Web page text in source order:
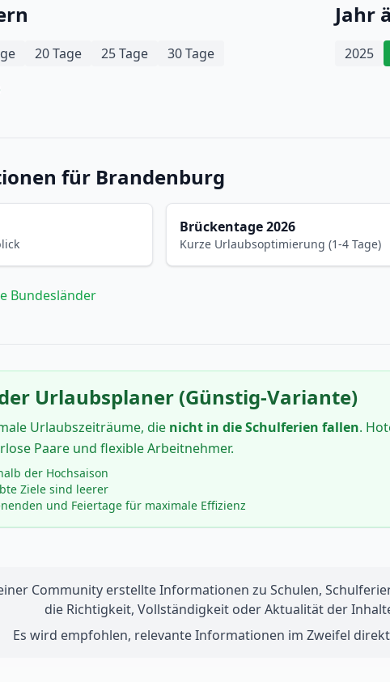
20 Tage 25 Tage
30 Tage
Jahr
2025
für Brandenburg
Brückentage 2026
Kurze Urlaubsoptimierung (1-4 Tage)
Bundesländer
Urlaubsplaner (Günstig-Variante)
Urlaubszeiträume, die nicht in die Schulferien fallen.
Paare und flexible Arbeitnehmer.
der Hochsaison
Ziele sind leerer
und Feiertage für maximale Effizienz
Community erstellte Informationen zu Schulen,
die Richtigkeit, Vollständigkeit oder Aktualität der
Es wird empfohlen, relevante Informationen im Zweifel